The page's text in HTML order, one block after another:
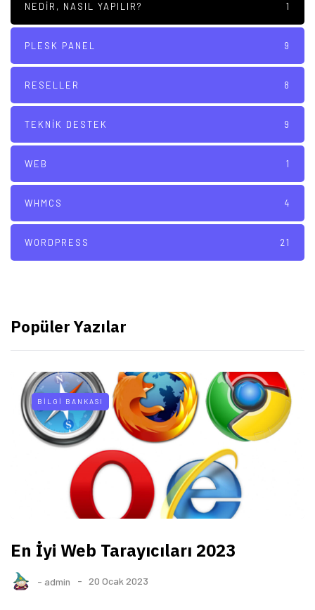
NEDIR, NASIL YAPILIR? 1
PLESK PANEL 9
RESELLER 8
TEKNIK DESTEK 9
WEB 1
WHMCS 4
WORDPRESS 21
Popüler Yazılar
BILGI BANKASI
En İyi Web Tarayıcıları 2023
- admin 20 Ocak 2023